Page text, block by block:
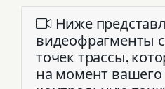
Ниже
видеофрагменты
точек трассы,
на момент вашего